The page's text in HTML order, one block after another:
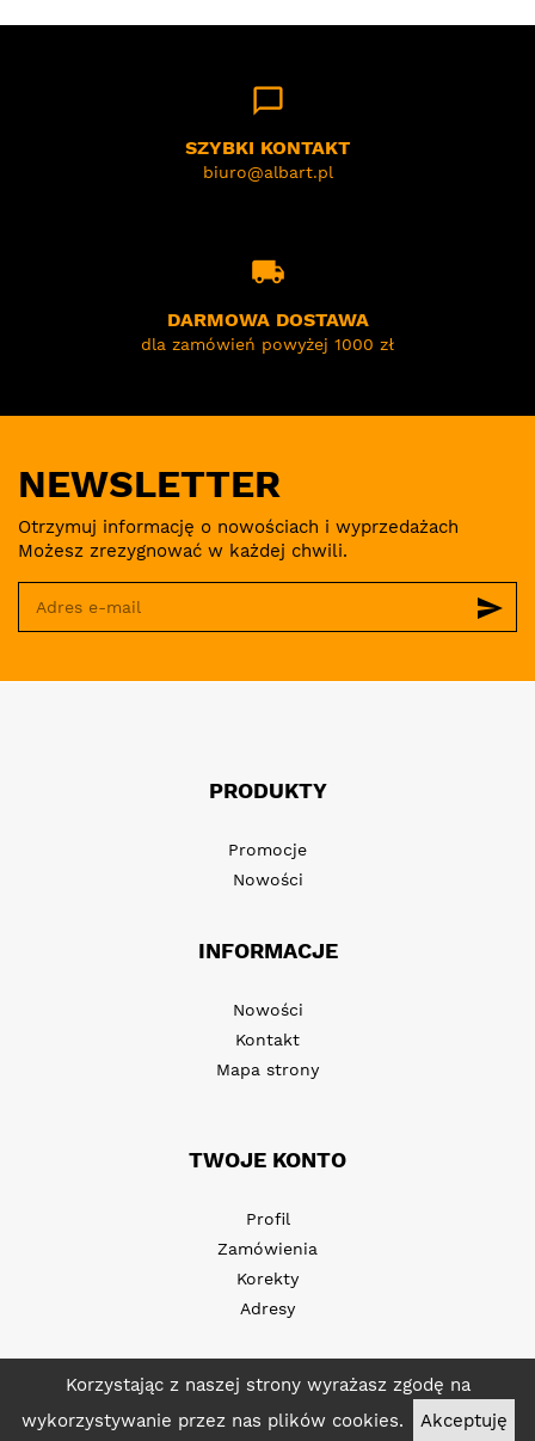
Korzystając z naszej strony wyrażasz zgodę na
wykorzystywanie przez nas plików cookies.
Akceptuję
chat_bubble_outline
SZYBKI KONTAKT
biuro@albart.pl
local_shipping
DARMOWA DOSTAWA
dla zamówień powyżej 1000 zł
NEWSLETTER
Otrzymuj informację o nowościach i wyprzedażach
Możesz zrezygnować w każdej chwili.
send
PRODUKTY
Promocje
Nowości
INFORMACJE
Nowości
Kontakt
Mapa strony
TWOJE KONTO
Profil
Zamówienia
Korekty
Adresy